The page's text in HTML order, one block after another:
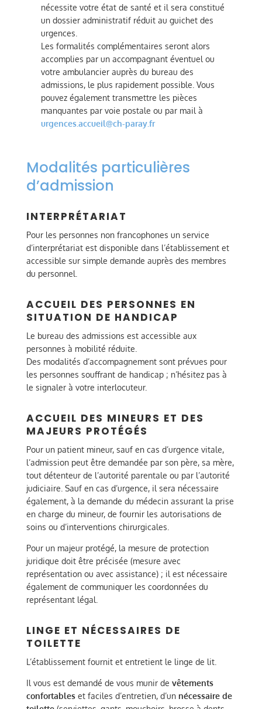
nécessite votre état de santé et il sera constitué
un dossier administratif réduit au guichet des
urgences.
Les formalités complémentaires seront alors
accomplies par un accompagnant éventuel ou
votre ambulancier auprès du bureau des
admissions, le plus rapidement possible. Vous
pouvez également transmettre les pièces
manquantes par voie postale ou par mail à
urgences.accueil@ch-paray.fr
Modalités particulières
d’admission
INTERPRÉTARIAT
Pour les personnes non francophones un service
d’interprétariat est disponible dans l’établissement et
accessible sur simple demande auprès des membres
du personnel.
ACCUEIL DES PERSONNES EN
SITUATION DE HANDICAP
Le bureau des admissions est accessible aux
personnes à mobilité réduite.
Des modalités d’accompagnement sont prévues pour
les personnes souffrant de handicap ; n’hésitez pas à
le signaler à votre interlocuteur.
ACCUEIL DES MINEURS ET DES
MAJEURS PROTÉGÉS
Pour un patient mineur, sauf en cas d’urgence vitale,
l’admission peut être demandée par son père, sa mère,
tout détenteur de l’autorité parentale ou par l’autorité
judiciaire. Sauf en cas d’urgence, il sera nécessaire
également, à la demande du médecin assurant la prise
en charge du mineur, de fournir les autorisations de
soins ou d’interventions chirurgicales.
Pour un majeur protégé, la mesure de protection
juridique doit être précisée (mesure avec
représentation ou avec assistance) ; il est nécessaire
également de communiquer les coordonnées du
représentant légal.
LINGE ET NÉCESSAIRES DE
TOILETTE
L’établissement fournit et entretient le linge de lit.
Il vous est demandé de vous munir de vêtements
confortableset faciles d’entretien, d’un nécessaire de